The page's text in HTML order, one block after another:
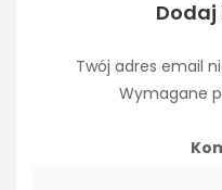
Twój adres email
Wymagane